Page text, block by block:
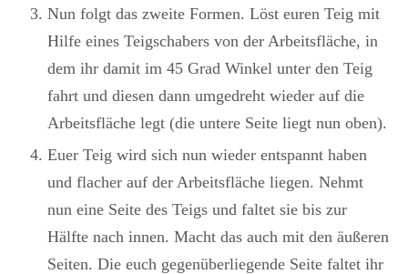
Nun folgt das zweite Formen. Löst euren Teig mit
Hilfe eines Teigschabers von der Arbeitsfläche, in
dem ihr damit im 45 Grad Winkel unter den Teig
fahrt und diesen dann umgedreht wieder auf die
Arbeitsfläche legt (die untere Seite liegt nun oben).
Euer Teig wird sich nun wieder entspannt haben
und flacher auf der Arbeitsfläche liegen. Nehmt
nun eine Seite des Teigs und faltet sie bis zur
Hälfte nach innen. Macht das auch mit den äußeren
Seiten. Die euch gegenüberliegende Seite faltet ihr